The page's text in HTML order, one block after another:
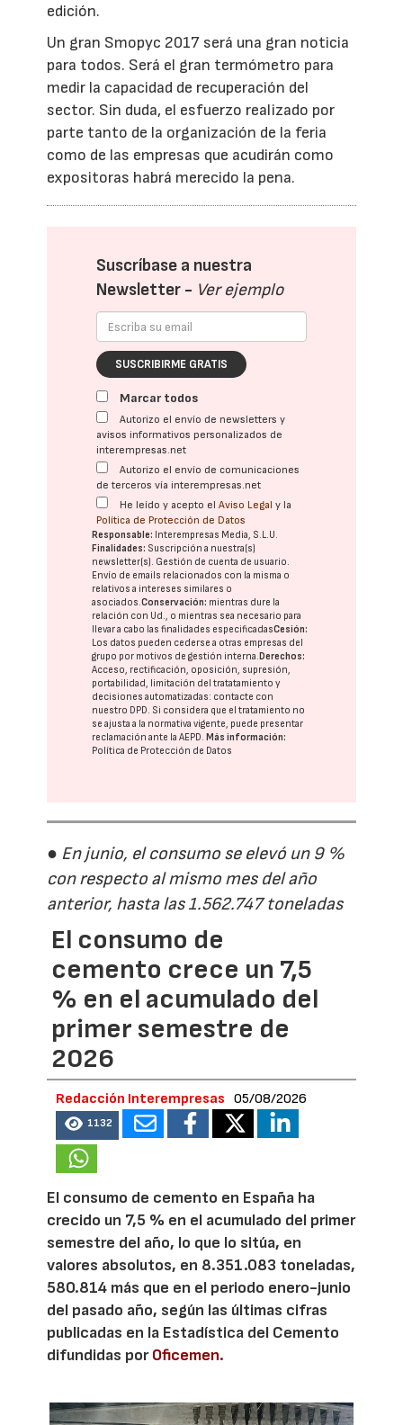
edición.
Un gran Smopyc 2017 será una gran noticia
para todos. Será el gran termómetro para
medir la capacidad de recuperación del
sector. Sin duda, el esfuerzo realizado por
parte tanto de la organización de la feria
como de las empresas que acudirán como
expositoras habrá merecido la pena.
Suscríbase a nuestra
Newsletter - Ver ejemplo
SUSCRIBIRME GRATIS
Marcar todos
Autorizo el envío de newsletters y
avisos informativos personalizados de
interempresas.net
Autorizo el envío de comunicaciones
de terceros vía interempresas.net
He leído y acepto elAviso Legal y la
Política de Protección de Datos
Responsable: Interempresas Media, S.L.U.
Finalidades: Suscripción a nuestra(s)
newsletter(s). Gestión de cuenta de usuario.
Envío de emails relacionados con la misma o
relativos a intereses similares o
asociados.Conservación: mientras dure la
relación con Ud., o mientras sea necesario para
llevar a cabo las finalidades especificadasCesión:
Los datos pueden cederse a otras empresas del
grupo por motivos de gestión interna. Derechos:
Acceso, rectificación, oposición, supresión,
portabilidad, limitación del tratatamiento y
decisiones automatizadas: contacte con
nuestro DPD. Si considera que el tratamiento no
se ajusta a la normativa vigente, puede presentar
reclamación ante laAEPD. Más información:
Política de Protección de Datos
● En junio, el consumo se elevó un 9 %
con respecto al mismo mes del año
anterior, hasta las 1.562.747 toneladas
El consumo de
cemento crece un 7,5
% en el acumulado del
primer semestre de
2026
Redacción Interempresas 05/08/2026
1132
El consumo de cemento en España ha
crecido un 7,5 % en el acumulado del primer
semestre del año, lo que lo sitúa, en
valores absolutos, en 8.351.083 toneladas,
580.814 más que en el periodo enero-junio
del pasado año, según las últimas cifras
publicadas en la Estadística del Cemento
difundidas porOficemen.